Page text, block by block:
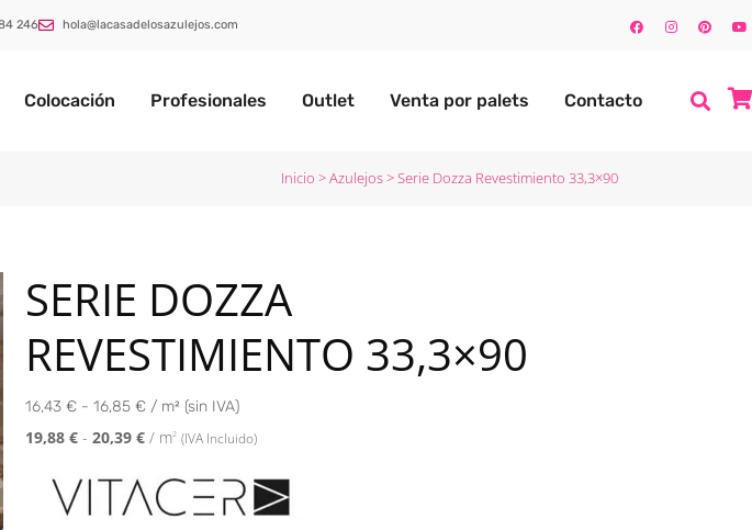
246 hola@lacasadelosazulejos.com
Colocación Profesionales Outlet Venta por palets Contacto
Inicio >Azulejos>Serie Dozza Revestimiento 33,3×90
SERIE DOZZA
REVESTIMIENTO 33,3×90
16,43 € - 16,85 € / m² (sin IVA)
19,88 € - 20,39 € / m2 (IVA Incluido)